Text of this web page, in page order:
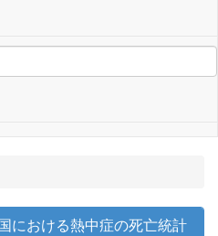
における熱中症の死亡統計